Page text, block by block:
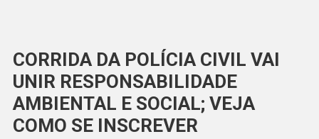
CORRIDA DA POLÍCIA CIVIL VAI
UNIR RESPONSABILIDADE
AMBIENTAL E SOCIAL; VEJA
COMO SE INSCREVER